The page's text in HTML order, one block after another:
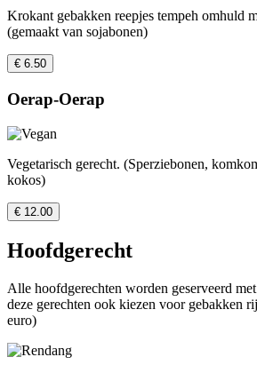
Krokant gebakken reepjes tempeh omhuld
(gemaakt van sojabonen)
€ 6.50
Oerap-Oerap
Vegetarisch gerecht. (Sperziebonen,
kokos)
€ 12.00
Hoofdgerecht
Alle hoofdgerechten worden geserveerd
deze gerechten ook kiezen voor gebakken
euro)